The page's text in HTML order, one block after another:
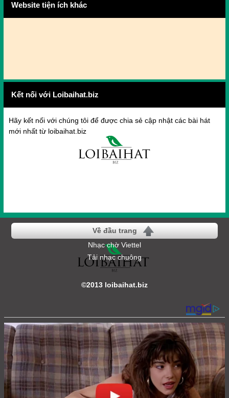
Website tiện ích khác
Kết nối với Loibaihat.biz
Hãy kết nối với chúng tôi để được chia sẻ cập nhật các bài hát
mới nhất từ loibaihat.biz
Về đầu trang
Nhạc chờ Viettel
Tải nhạc chuông
©2013 loibaihat.biz